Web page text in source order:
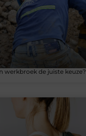
werkbroek de juiste keuze?